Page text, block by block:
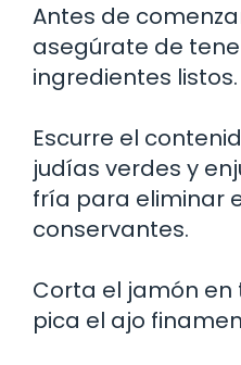
Antes de
asegúrate de
ingredientes listos.
Escurre el
judías verdes y
fría para eliminar
conservantes.
Corta el jamón en
pica el ajo